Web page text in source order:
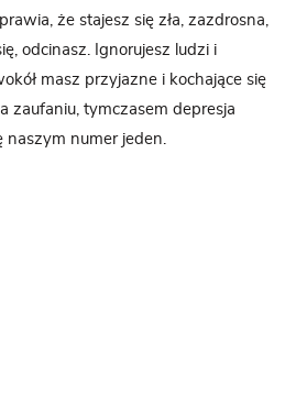
że stajesz się zła, zazdrosna,
odcinasz. Ignorujesz ludzi i
masz przyjazne i kochające się
zaufaniu, tymczasem depresja
numer jeden.